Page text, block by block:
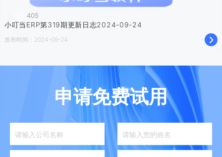
405
小叮当ERP第319期更新日志2024-09-24
发布时间：2024-09-24
申请免费试用